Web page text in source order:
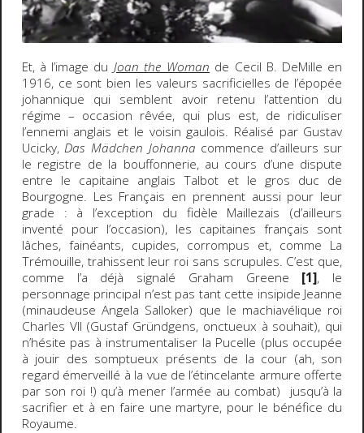
Et, à l’image du Joan the Woman de Cecil B. DeMille en
1916, ce sont bien les valeurs sacrificielles de l’épopée
johannique qui semblent avoir retenu l’attention du
régime – occasion rêvée, qui plus est, de ridiculiser
l’ennemi anglais et le voisin gaulois. Réalisé par Gustav
Ucicky,Das Mädchen Johanna commence d’ailleurs sur
le registre de la bouffonnerie, au cours d’une dispute
entre le capitaine anglais Talbot et le gros duc de
Bourgogne. Les Français en prennent aussi pour leur
grade : à l’exception du fidèle Maillezais (d’ailleurs
inventé pour l’occasion), les capitaines français sont
lâches, fainéants, cupides, corrompus et, comme La
Trémouille, trahissent leur roi sans scrupules. C’est que,
comme l’a déjà signalé Graham Greene [1], le
personnage principal n’est pas tant cette insipide Jeanne
(minaudeuse Angela Salloker) que le machiavélique roi
Charles VII (Gustaf Gründgens, onctueux à souhait), qui
n’hésite pas à instrumentaliser la Pucelle (plus occupée
à jouir des somptueux présents de la cour (ah, son
regard émerveillé à la vue de l’étincelante armure offerte
par son roi !) qu’à mener l’armée au combat) jusqu’à la
sacrifier et à en faire une martyre, pour le bénéfice du
Royaume.